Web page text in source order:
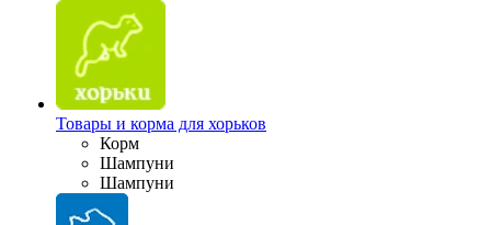
Товары и корма для хорьков
Корм
Шампуни
Шампуни